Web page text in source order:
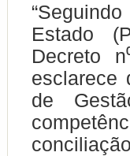
Estado
Decreto
esclarece
de